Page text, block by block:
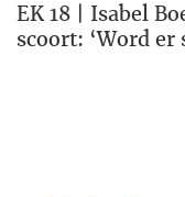
EK 18 | Isabel
scoort: ‘Word er